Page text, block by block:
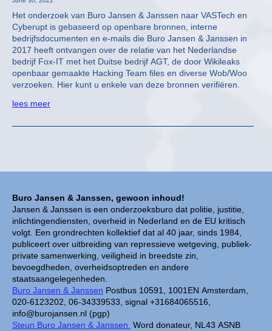
Buro Jansen & Janssen, gewoon inhoud!
Jansen & Janssen is een onderzoeksburo dat politie, justitie,
inlichtingendiensten, overheid in Nederland en de EU kritisch
volgt. Een grondrechten kollektief dat al 40 jaar, sinds 1984,
publiceert over uitbreiding van repressieve wetgeving, publiek-
private samenwerking, veiligheid in breedste zin,
bevoegdheden, overheidsoptreden en andere
staatsaangelegenheden.
Buro Jansen & Janssen Postbus 10591, 1001EN Amsterdam,
020-6123202, 06-34339533, signal +31684065516,
info@burojansen.nl (pgp)
Steun Buro Jansen & Janssen. Word donateur, NL43 ASNB
Het onderzoek van Buro Jansen & Janssen naar VASTech en
Cyberupt is gebaseerd op openbare bronnen, interne
bedrijfsdocumenten en e-mails die Buro Jansen & Janssen in
2017 heeft ontvangen over de relatie van het Nederlandse
bedrijf Fox-IT met het Duitse bedrijf AGT, de door Wikileaks
openbaar gemaakte Hacking Team files en diverse Wob/Woo
verzoeken. Hier kunt u enkele van deze bronnen verifiëren.
lees meer